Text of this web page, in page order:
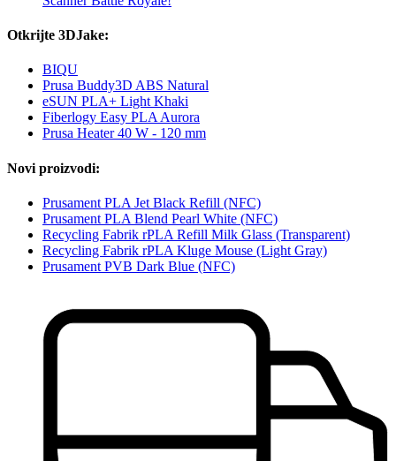
Otkrijte 3DJake:
BIQU
Prusa Buddy3D ABS Natural
eSUN PLA+ Light Khaki
Fiberlogy Easy PLA Aurora
Prusa Heater 40 W - 120 mm
Novi proizvodi:
Prusament PLA Jet Black Refill (NFC)
Prusament PLA Blend Pearl White (NFC)
Recycling Fabrik rPLA Refill Milk Glass (Transparent)
Recycling Fabrik rPLA Kluge Mouse (Light Gray)
Prusament PVB Dark Blue (NFC)